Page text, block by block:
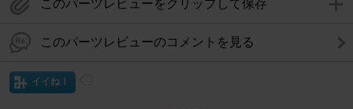
このパーツレビューをクリップして保存
このパーツレビューのコメントを見る
イイね！